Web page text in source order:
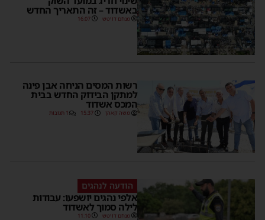
באשדוד – זה התאריך החדש
מנחם דויטש 16:07
רשות המסים הניחה אבן פינה
למתקן הבידוק החדש בבית
המכס אשדוד
משה קאהן 15:37 1 תגובות
הודעה לנהגים
אלפי נהגים יושפעו: עבודות
לילה סמוך לאשדוד
מנחם דויטש 11:10